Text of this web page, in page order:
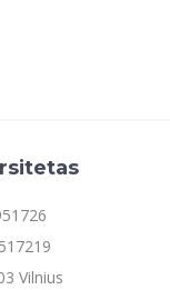
Vilnius